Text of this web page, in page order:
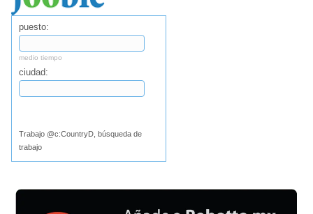
puesto:
medio tiempo
ciudad:
Trabajo @c:CountryD, búsqueda de
trabajo